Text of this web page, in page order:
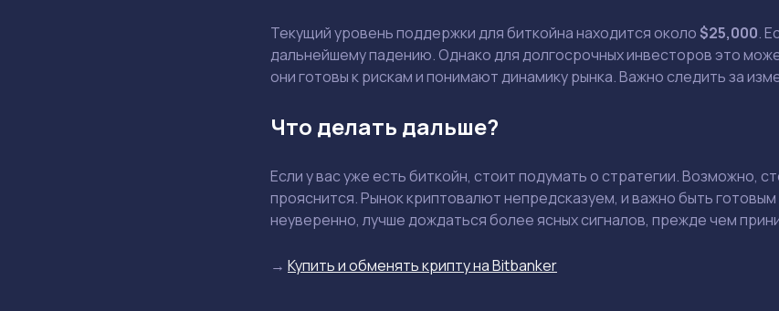
Текущий уровень поддержки для биткойна находится около$25,000.
дальнейшему падению. Однако для долгосрочных инвесторов это
они готовы к рискам и понимают динамику рынка. Важно следить за
Что делать дальше?
Если у вас уже есть биткойн, стоит подумать о стратегии. Возможно,
прояснится. Рынок криптовалют непредсказуем, и важно быть
неуверенно, лучше дождаться более ясных сигналов, прежде чем
→ Купить и обменять крипту на Bitbanker
Даю согласие на обработку персональных данных